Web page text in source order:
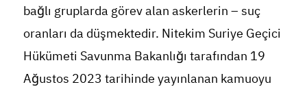
bağlı gruplarda görev alan askerlerin – suç
oranları da düşmektedir. Nitekim Suriye Geçici
Hükümeti Savunma Bakanlığı tarafından 19
Ağustos 2023 tarihinde yayınlanan kamuoyu